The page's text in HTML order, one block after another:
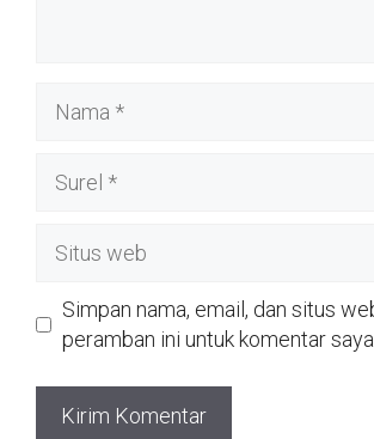
web
Simpan nama, email, dan situs
peramban ini untuk komentar